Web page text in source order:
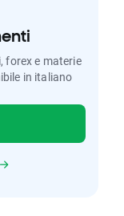
forex e materie
in italiano